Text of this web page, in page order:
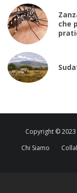
che
Copyright ©
Chi Siamo